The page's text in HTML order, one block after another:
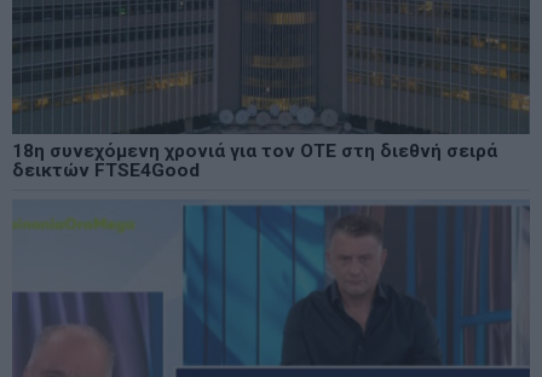
18η συνεχόμενη χρονιά για τον ΟΤΕ στη διεθνή σειρά
δεικτών FTSE4Good